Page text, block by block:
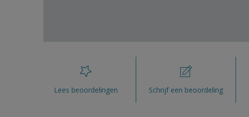
Lees beoordelingen Schrijf een beoordeling